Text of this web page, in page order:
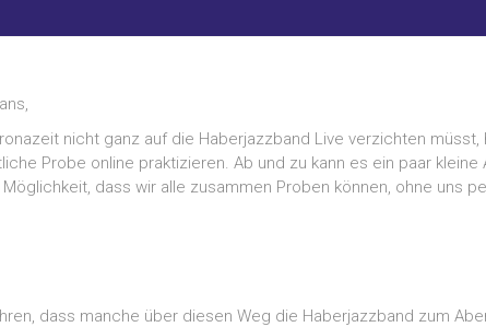
nicht ganz auf die Haberjazzband Live verzichten
Probe online praktizieren. Ab und zu kann es ein paar
dass wir alle zusammen Proben können, ohne uns
dass manche über diesen Weg die Haberjazzband zum